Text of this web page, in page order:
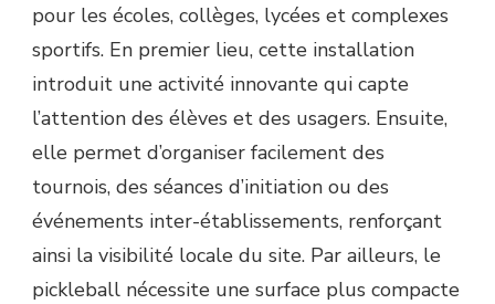
pour les écoles, collèges, lycées et complexes
sportifs. En premier lieu, cette installation
introduit une activité innovante qui capte
l’attention des élèves et des usagers. Ensuite,
elle permet d’organiser facilement des
tournois, des séances d’initiation ou des
événements inter-établissements, renforçant
ainsi la visibilité locale du site. Par ailleurs, le
pickleball nécessite une surface plus compacte